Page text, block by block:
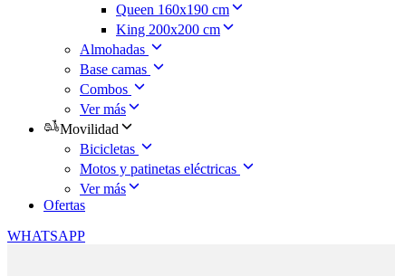
Queen 160x190 cm
King 200x200 cm
Almohadas
Base camas
Combos
Ver más
Movilidad
Bicicletas
Motos y patinetas eléctricas
Ver más
Ofertas
WHATSAPP